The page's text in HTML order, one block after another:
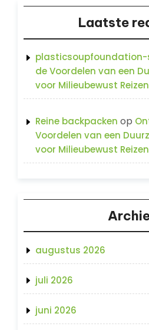
Laatste
plasticsoupfoundation-
de Voordelen van een
voor Milieubewust Reizen
Reine backpacken op
Voordelen van een
voor Milieubewust Reizen
augustus 2026
juli 2026
juni 2026